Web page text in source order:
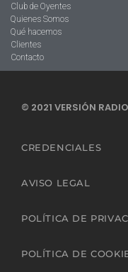
Club de Oyentes
Quienes Somos
Qué hacemos
Clientes
Contacto
© 2021 VERSIÓN
CREDENCIALES
AVISO LEGAL
POLÍTICA DE
POLÍTICA DE